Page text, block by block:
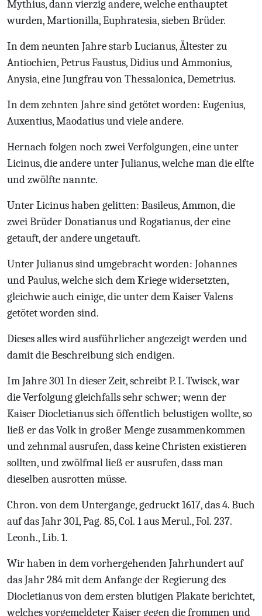
Mythius, dann vierzig andere, welche enthauptet
wurden, Martionilla, Euphratesia, sieben Brüder.
In dem neunten Jahre starb Lucianus, Ältester zu
Antiochien, Petrus Faustus, Didius und Ammonius,
Anysia, eine Jungfrau von Thessalonica, Demetrius.
In dem zehnten Jahre sind getötet worden: Eugenius,
Auxentius, Maodatius und viele andere.
Hernach folgen noch zwei Verfolgungen, eine unter
Licinus, die andere unter Julianus, welche man die elfte
und zwölfte nannte.
Unter Licinus haben gelitten: Basileus, Ammon, die
zwei Brüder Donatianus und Rogatianus, der eine
getauft, der andere ungetauft.
Unter Julianus sind umgebracht worden: Johannes
und Paulus, welche sich dem Kriege widersetzten,
gleichwie auch einige, die unter dem Kaiser Valens
getötet worden sind.
Dieses alles wird ausführlicher angezeigt werden und
damit die Beschreibung sich endigen.
Im Jahre 301In dieser Zeit, schreibt P. I. Twisck, war
die Verfolgung gleichfalls sehr schwer; wenn der
Kaiser Diocletianus sich öffentlich belustigen wollte, so
ließ er das Volk in großer Menge zusammenkommen
und zehnmal ausrufen, dass keine Christen existieren
sollten, und zwölfmal ließ er ausrufen, dass man
dieselben ausrotten müsse.
Chron. von dem Untergange, gedruckt 1617, das 4. Buch
auf das Jahr 301, Pag. 85, Col. 1 aus Merul., Fol. 237.
Leonh., Lib. 1.
Wir haben in dem vorhergehenden Jahrhundert auf
das Jahr 284 mit dem Anfange der Regierung des
Diocletianus von dem ersten blutigen Plakate berichtet,
welches vorgemeldeter Kaiser gegen die frommen und